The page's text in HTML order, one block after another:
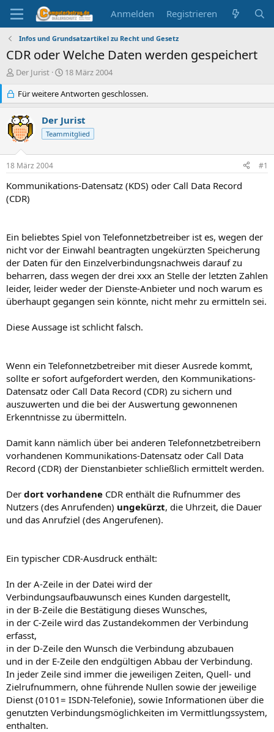
Anmelden Registrieren
Infos und Grundsatzartikel zu Recht und Gesetz
CDR oder Welche Daten werden gespeichert
E
s
t
e
l
l
e
Der Jurist
E
s
t
l
l
m
18 März 2004
Für weitere Antworten geschlossen.
Der Jurist
Teammitglied
18 März 2004 #1
Kommunikations-Datensatz (KDS) oder Call Data Record
(CDR)
Ein beliebtes Spiel von Telefonnetzbetreiber ist es, wegen der
nicht vor der Einwahl beantragten ungekürzten Speicherung
der Daten für den Einzelverbindungsnachweis darauf zu
beharren, dass wegen der drei xxx an Stelle der letzten Zahlen
leider, leider weder der Dienste-Anbieter und noch warum es
überhaupt gegangen sein könnte, nicht mehr zu ermitteln sei.
Diese Aussage ist schlicht falsch.
Wenn ein Telefonnetzbetreiber mit dieser Ausrede kommt,
sollte er sofort aufgefordert werden, den Kommunikations-
Datensatz oder Call Data Record (CDR) zu sichern und
auszuwerten und die bei der Auswertung gewonnenen
Erkenntnisse zu übermitteln.
Damit kann nämlich über bei anderen Telefonnetzbetreibern
vorhandenen Kommunikations-Datensatz oder Call Data
Record (CDR) der Dienstanbieter schließlich ermittelt werden.
Der dort vorhandene CDR enthält die Rufnummer des
Nutzers (des Anrufenden) ungekürzt, die Uhrzeit, die Dauer
und das Anrufziel (des Angerufenen).
Ein typischer CDR-Ausdruck enthält:
In der A-Zeile in der Datei wird der
Verbindungsaufbauwunsch eines Kunden dargestellt,
in der B-Zeile die Bestätigung dieses Wunsches,
in der C-Zeile wird das Zustandekommen der Verbindung
erfasst,
in der D-Zeile den Wunsch die Verbindung abzubauen
und in der E-Zeile den endgültigen Abbau der Verbindung.
In jeder Zeile sind immer die jeweiligen Zeiten, Quell- und
Zielrufnummern, ohne führende Nullen sowie der jeweilige
Dienst (0101= ISDN-Telefonie), sowie Informationen über die
genutzten Verbindungsmöglichkeiten im Vermittlungssystem,
enthalten.